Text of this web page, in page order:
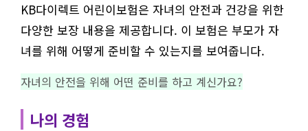
KB다이렉트 어린이보험은 자녀의 안전과 건강을 위한
다양한 보장 내용을 제공합니다. 이 보험은 부모가 자
녀를 위해 어떻게 준비할 수 있는지를 보여줍니다.
자녀의 안전을 위해 어떤 준비를 하고 계신가요?
나의 경험